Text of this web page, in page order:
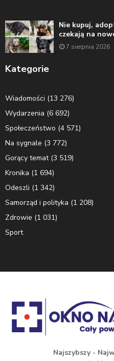
Nie kupuj,
czekają na
7 sierpnia 2026
Kategorie
Wiadomości (13 276)
Wydarzenia (6 692)
Społeczeństwo (4 571)
Na sygnale (3 772)
Gorący temat(3 519)
Kronika (1 694)
Odeszli (1 342)
Samorząd i polityka (1 208)
Zdrowie (1 031)
Sport
Najszybszy -